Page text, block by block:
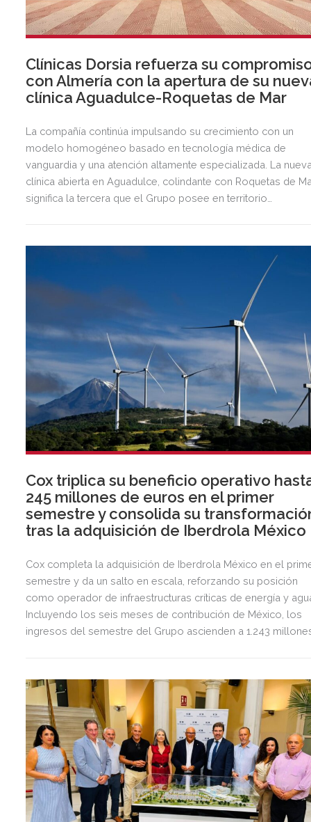
Clínicas Dorsia refuerza su
con Almería con la apertura de su
clínica Aguadulce-Roquetas de Mar
La compañía continúa impulsando su crecimiento con un
modelo homogéneo basado en tecnología médica de
vanguardia y una atención altamente especializada. La
clínica abierta en Aguadulce, colindante con Roquetas de
significa la tercera que el Grupo posee en territorio
Cox triplica su beneficio operativo
245 millones de euros en el primer
semestre y consolida su
tras la adquisición de Iberdrola México
Cox completa la adquisición de Iberdrola México en el
semestre y da un salto en escala, reforzando su posición
como operador de infraestructuras críticas de energía y
Incluyendo los seis meses de contribución de México, los
ingresos del semestre del Grupo ascienden a 1.243